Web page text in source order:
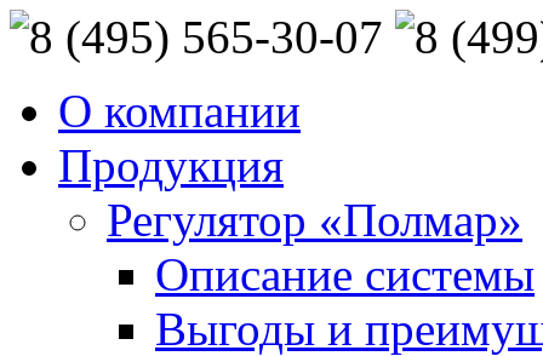
О компании
Продукция
Регулятор «Полмар»
Описание системы
Выгоды и